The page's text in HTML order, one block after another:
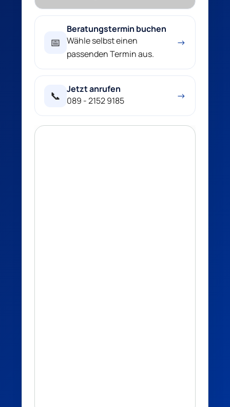
📅
Beratungstermin buchen
Wähle selbst einen
passenden Termin aus.
→
📞
Jetzt anrufen
089 - 2152 9185
→